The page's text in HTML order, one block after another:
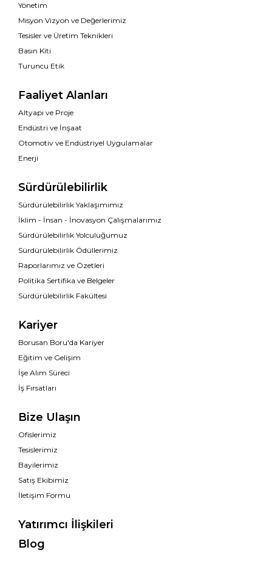
Yönetim
Misyon Vizyon ve Değerlerimiz
Tesisler ve Üretim Teknikleri
Basın Kiti
Turuncu Etik
Faaliyet Alanları
Altyapı ve Proje
Endüstri ve İnşaat
Otomotiv ve Endüstriyel Uygulamalar
Enerji
Sürdürülebilirlik
Sürdürülebilirlik Yaklaşımımız
İklim - İnsan - İnovasyon Çalışmalarımız
Sürdürülebilirlik Yolculuğumuz
Sürdürülebilirlik Ödüllerimiz
Raporlarımız ve Özetleri
Politika Sertifika ve Belgeler
Sürdürülebilirlik Fakültesi
Kariyer
Borusan Boru'da Kariyer
Eğitim ve Gelişim
İşe Alım Süreci
İş Fırsatları
Bize Ulaşın
Ofislerimiz
Tesislerimiz
Bayilerimiz
Satış Ekibimiz
İletişim Formu
Yatırımcı İlişkileri
Blog